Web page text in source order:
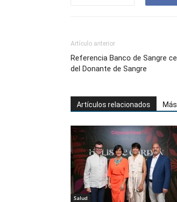
Artículo anterior
Referencia Banco de Sangre
del Donante de Sangre
Artículos relacionados
Salud